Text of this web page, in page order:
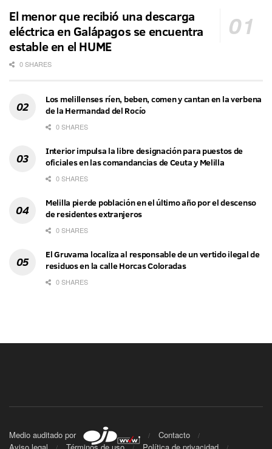
El menor que recibió una descarga
eléctrica en Galápagos se encuentra
estable en el HUME
0 SHARES
Los melillenses ríen, beben, comen y cantan en la verbena
de la Hermandad del Rocío
0 SHARES
Interior impulsa la libre designación para puestos de
oficiales en las comandancias de Ceuta y Melilla
0 SHARES
Melilla pierde población en el último año por el descenso
de residentes extranjeros
0 SHARES
El Gruvama localiza al responsable de un vertido ilegal de
residuos en la calle Horcas Coloradas
0 SHARES
Medio auditado por
Contacto